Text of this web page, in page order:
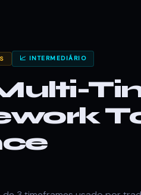
📈 INTERMEDIÁRIO